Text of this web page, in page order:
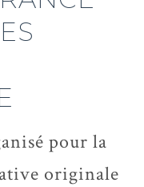
pour la
originale